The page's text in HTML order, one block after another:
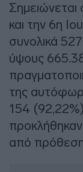
Σημειώνεται
και την 6η
συνολικά 527
ύψους
της
154
από